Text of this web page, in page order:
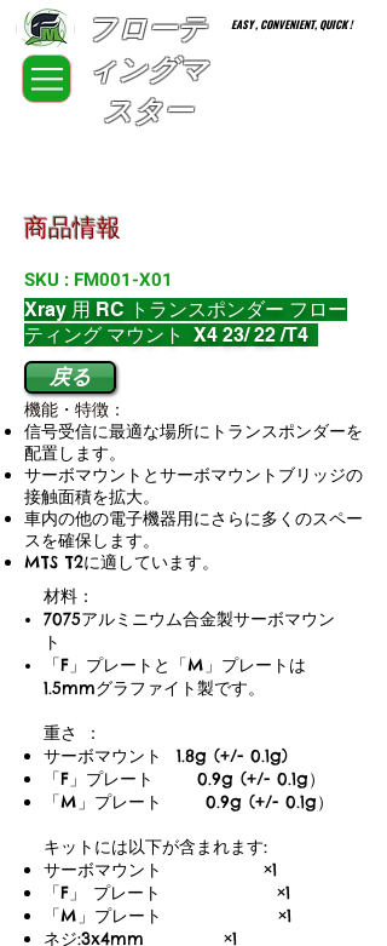
フローテ
ィングマ
スター
EASY , CONVENIENT, QUICK !
商品情報
SKU : FM001-X01
Xray 用 RC トランスポンダー フロー
ティング マウント X4 23/ 22 /T4
戻る
機能・特徴：
信号受信に最適な場所にトランスポンダーを
配置します。​
サーボマウントとサーボマウントブリッジの
接触面積を拡大。
車内の他の電子機器用にさらに多くのスペー
スを確保します。
MTS T2に適しています。
材料：
7075アルミニウム合金製サーボマウン
ト
「F」プレートと「M」プレートは
1.5mmグラファイト製です。
重さ ：
サーボマウント 1.8g (+/- 0.1g)
「F」プレート 0.9g (+/- 0.1g）
「M」プレート 0.9g (+/- 0.1g）
キットには以下が含まれます:
サーボマウント ×1
「F」 プレート ×1
「M」プレート ×1
ネジ:3x4mm ×1